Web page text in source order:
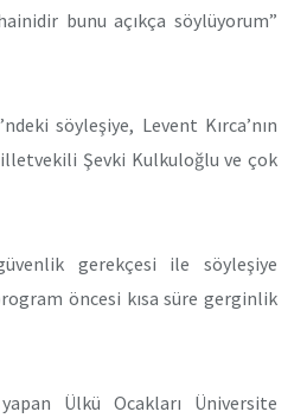
bunu açıkça söylüyorum”
söyleşiye, Levent Kırca’nın
Şevki Kulkuloğlu ve çok
gerekçesi ile söyleşiye
öncesi kısa süre gerginlik
Ülkü Ocakları Üniversite